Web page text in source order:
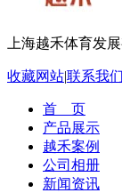
上海越禾体育发
收藏网站|联系我们
首 页
产品展示
越禾案例
公司相册
新闻资讯